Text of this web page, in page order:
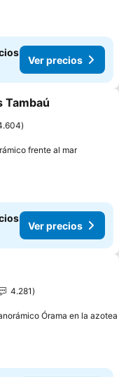
Ver precios
favoritos
Tambaú
frente al marVer
Ver precios
4.281
Órama en la azotea